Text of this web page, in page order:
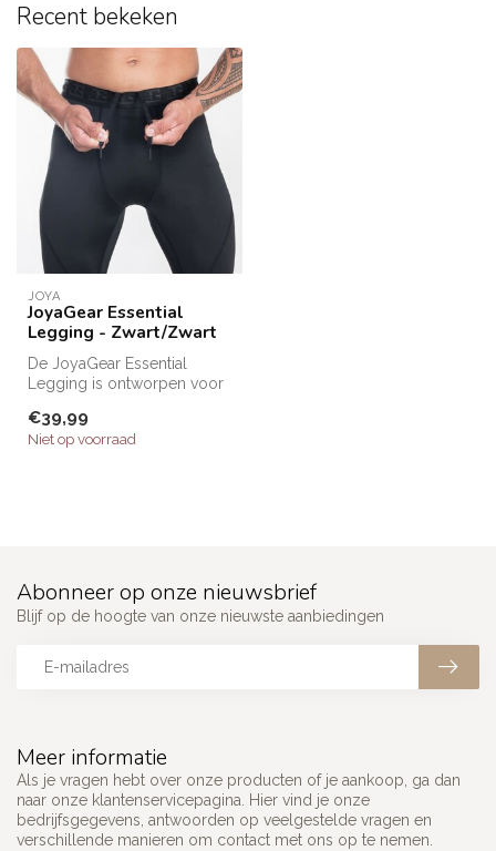
Recent bekeken
JOYA
JoyaGear Essential
Legging - Zwart/Zwart
De JoyaGear Essential
Legging is ontworpen voor
bewegingsv...
€39,99
Niet op voorraad
Meer informatie
Als je vragen hebt over onze producten of je aankoop, ga dan
naar onze klantenservicepagina. Hier vind je onze
bedrijfsgegevens, antwoorden op veelgestelde vragen en
verschillende manieren om contact met ons op te nemen.
Abonneer op onze nieuwsbrief
Blijf op de hoogte van onze nieuwste aanbiedingen